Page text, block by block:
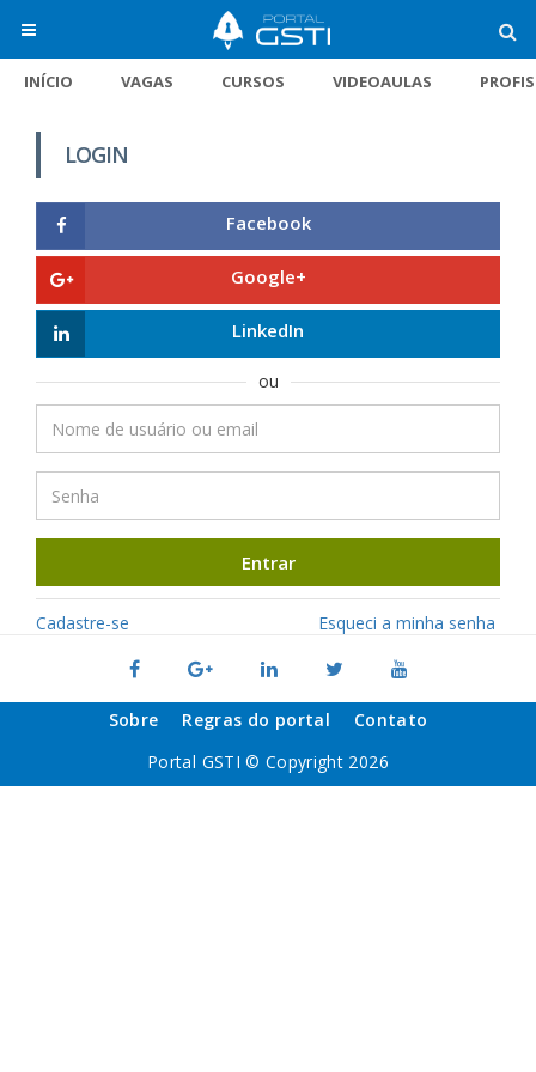
INÍCIO VAGAS CURSOS VIDEOAULAS
LOGIN
Facebook
Google+
LinkedIn
ou
Entrar
Cadastre-se Esqueci a minha senha
Sobre Regras do portal
Contato
Portal GSTI © Copyright 2026